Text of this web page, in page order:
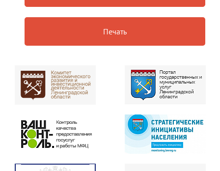
Печать